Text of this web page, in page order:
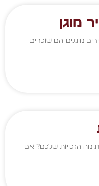
מוגן
מוגנים הם שוכרים
מה הזכויות שלכם? אם